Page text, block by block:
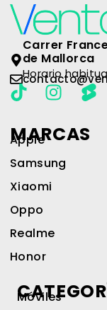
Carrer
de Mallorca
Horario
MARCAS
Apple
Samsung
Xiaomi
Oppo
Realme
Honor
Móviles